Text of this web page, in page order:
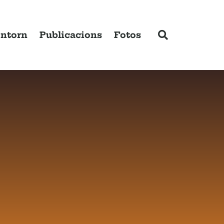
Publicacions Fotos